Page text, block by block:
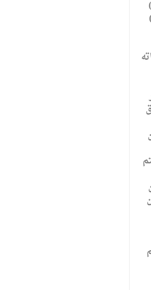
خط أحمر، لهذا اتخذ قراراً حازماً وحاسماً في السيطرة على اعمال الشغب الجماعية خلال الفترة (4-7)
حوالي (850) محلاً تجارياً وما يزيد على (1200)